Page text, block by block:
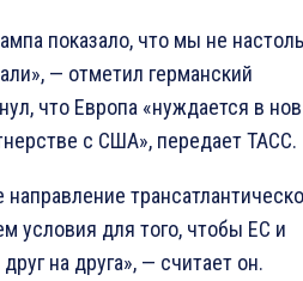
показало, что мы не
— отметил германский
что Европа «нуждается в
с США», передает ТАСС.
условия для того, чтобы ЕС и
на друга», — считает он.